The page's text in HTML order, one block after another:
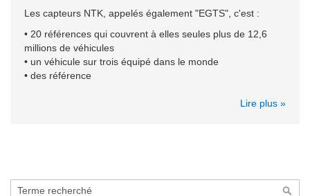
Les capteurs NTK, appelés également "EGTS", c'est :
• 20 références qui couvrent à elles seules plus de 12,6
millions de véhicules
• un véhicule sur trois équipé dans le monde
• des référence
Lire plus »
Rechercher